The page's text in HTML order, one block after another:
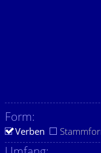
Form:
Verben